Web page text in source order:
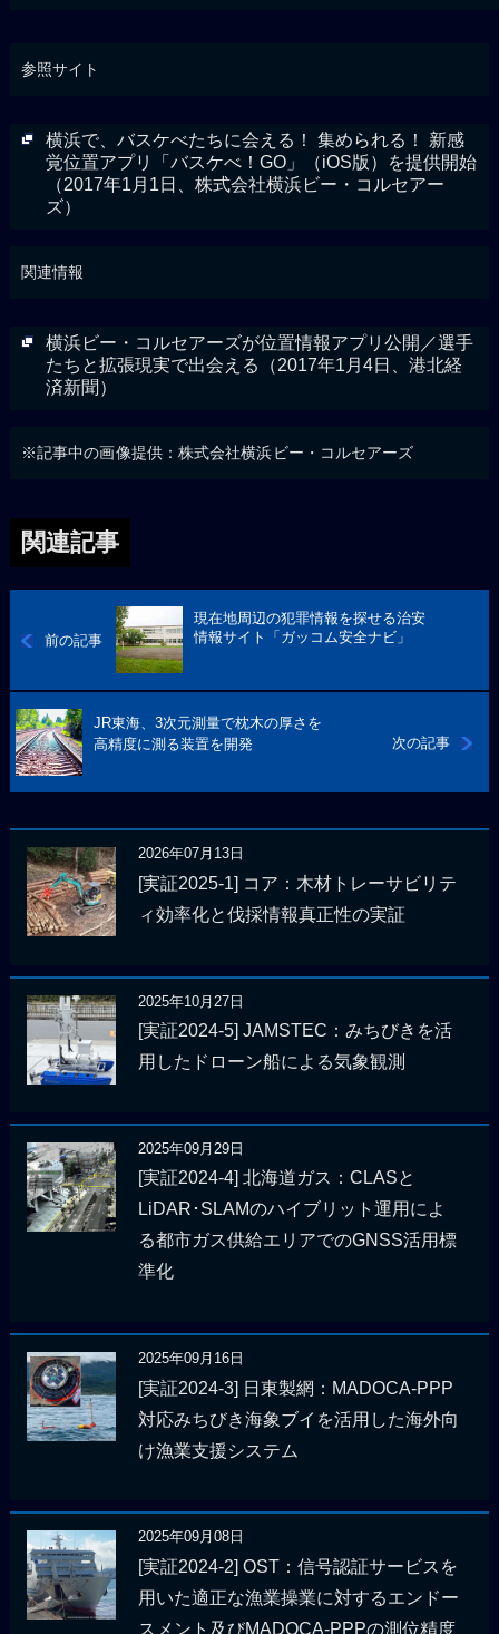
参照サイト
横浜で、バスケべたちに会える！ 集められる！ 新感
覚位置アプリ「バスケべ！GO」（iOS版）を提供開始
（2017年1月1日、株式会社横浜ビー・コルセアー
ズ）
関連情報
横浜ビー・コルセアーズが位置情報アプリ公開／選手
たちと拡張現実で出会える（2017年1月4日、港北経
済新聞）
※記事中の画像提供：株式会社横浜ビー・コルセアーズ
関連記事
前の記事
現在地周辺の犯罪情報を探せる治安
情報サイト「ガッコム安全ナビ」
次の記事
JR東海、3次元測量で枕木の厚さを
高精度に測る装置を開発
2026年07月13日
[実証2025-1] コア：木材トレーサビリテ
ィ効率化と伐採情報真正性の実証
2025年10月27日
[実証2024-5] JAMSTEC：みちびきを活
用したドローン船による気象観測
2025年09月29日
[実証2024-4] 北海道ガス：CLASと
LiDAR･SLAMのハイブリット運用によ
る都市ガス供給エリアでのGNSS活用標
準化
2025年09月16日
[実証2024-3] 日東製網：MADOCA-PPP
対応みちびき海象ブイを活用した海外向
け漁業支援システム
2025年09月08日
[実証2024-2] OST：信号認証サービスを
用いた適正な漁業操業に対するエンドー
スメント及びMADOCA-PPPの測位精度